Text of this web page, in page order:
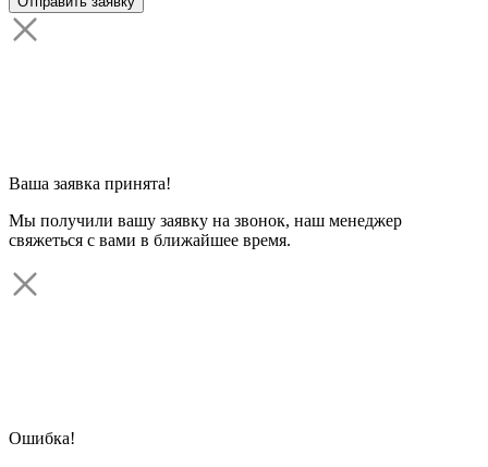
Ваша заявка принята!
Мы получили вашу заявку на звонок, наш менеджер
свяжеться с вами в ближайшее время.
Ошибка!